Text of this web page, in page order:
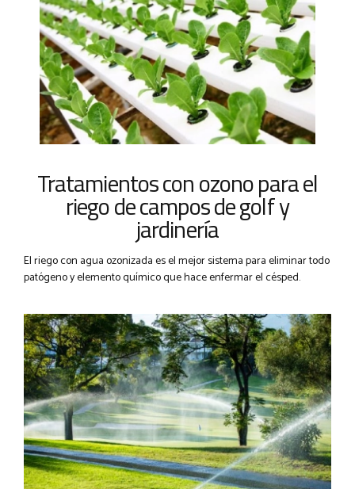
Tratamientos con ozono para el
riego de campos de golf y
jardinería
El riego con agua ozonizada es el mejor sistema para eliminar todo
patógeno y elemento químico que hace enfermar el césped.